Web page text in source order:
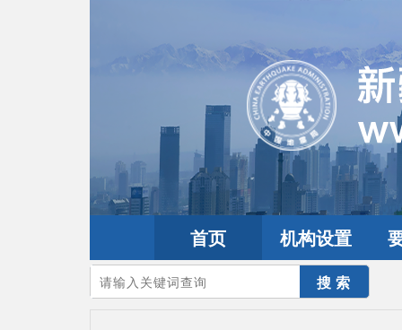
首页 机构设置
您的当前位置：首页>地震频道 全球震讯